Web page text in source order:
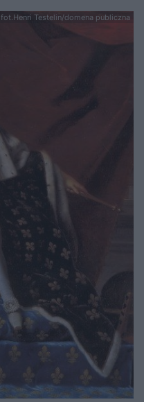
fot.Henri Testelin/domena publiczna